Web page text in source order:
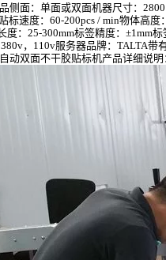
侧面：单面或双面机器尺寸：2800
标速度：60-200pcs / min物体高度
度：25-300mm标签精度：±1mm
，110v服务器品牌：TALTA带
动双面不干胶贴标机产品详细说明